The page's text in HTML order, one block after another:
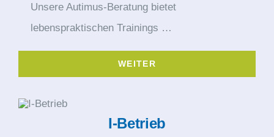
Unsere Autimus-Beratung bietet
lebenspraktischen Trainings …
WEITER
I-Betrieb